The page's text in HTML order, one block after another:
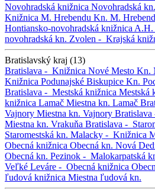
Novohradská knižnica Novohradská kn.
Knižnica M. Hrebendu Kn. M.
Hontiansko-novohradská knižnica
novohradská kn. Zvolen - Krajská
Bratislavský kraj (13)
Bratislava - Knižnica Nové Mesto Kn.
Knižnica Podunajské Biskupice Kn.
Bratislava - Mestská knižnica Mestská
knižnica Lamač Miestna kn. Lamač
Vajnory Miestna kn. Vajnory Bratislava
Miestna kn. Vrakuňa Bratislava -
Staromestská kn. Malacky - Knižnica
Obecná knižnica Obecná kn. Nová
Obecná kn. Pezinok - Malokarpatská
Veľké Leváre - Obecná knižnica
ľudová knižnica Miestna ľudová kn.